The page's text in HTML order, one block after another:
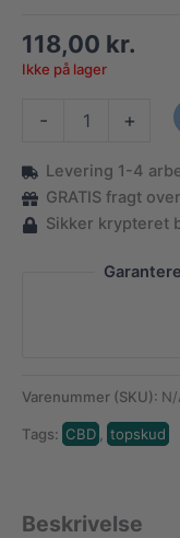
118,00 kr.
Ikke på lager
-
Caliweed
|
14%
antal
+
Levering 1-4
GRATIS fragt
Sikker krypteret
Varenummer (SKU): N/
Tags: CBD topskud
Beskrivelse